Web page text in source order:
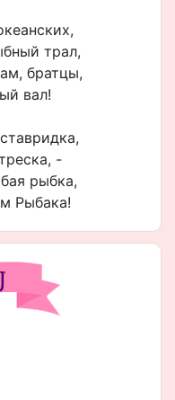
трал,
братцы,
вал!
-
рыбка,
Рыбака!